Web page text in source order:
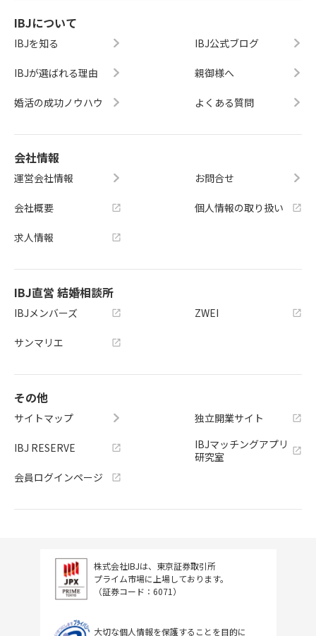
IBJについて
IBJを知る
IBJが選ばれる理由
婚活の成功ノウハウ
IBJ公式ブログ
親御様へ
よくある質問
会社情報
運営会社情報
会社概要
求人情報
お問合せ
個人情報の取り扱い
IBJ直営 結婚相談所
IBJメンバーズ
サンマリエ
ZWEI
その他
サイトマップ
IBJ RESERVE
会員ログインページ
独立開業サイト
IBJマッチングアプリ
研究室
株式会社IBJは、東京証券取引所
プライム市場に上場しております。
（証券コード：6071）
大切な個人情報を保護することを目的に